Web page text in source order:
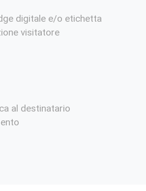
digitale e/o etichetta
visitatore
al destinatario